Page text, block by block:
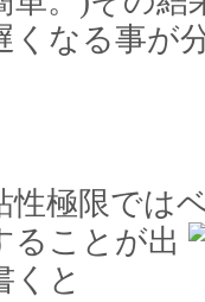
くなる事が
性極限では
ることが出
くと